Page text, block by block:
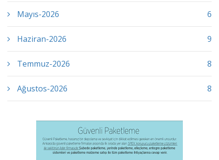
Mayıs-2026 6
Haziran-2026 9
Temmuz-2026 8
Ağustos-2026 8